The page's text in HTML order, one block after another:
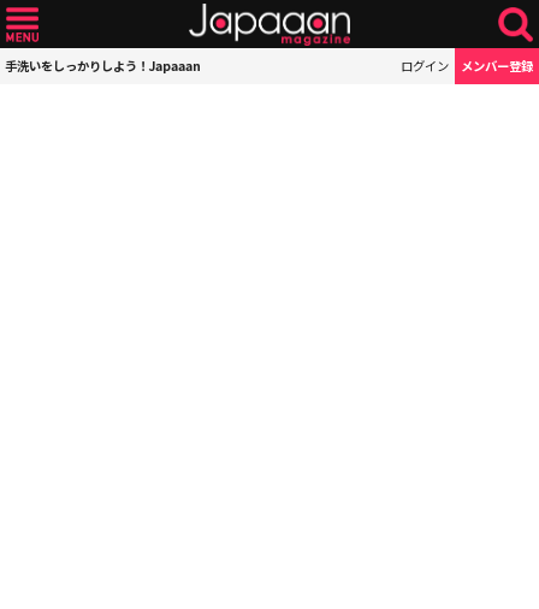
手洗いをしっかりしよう！Japaaan ログイン メンバー登録